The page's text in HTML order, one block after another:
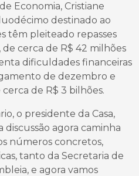
Economia, Cristiane
destinado ao
têm pleiteado repasses
cerca de R$ 42 milhões
dificuldades financeiras
de dezembro e
de R$ 3 bilhões.
o presidente da Casa,
discussão agora caminha
números concretos,
tanto da Secretaria de
e agora vamos